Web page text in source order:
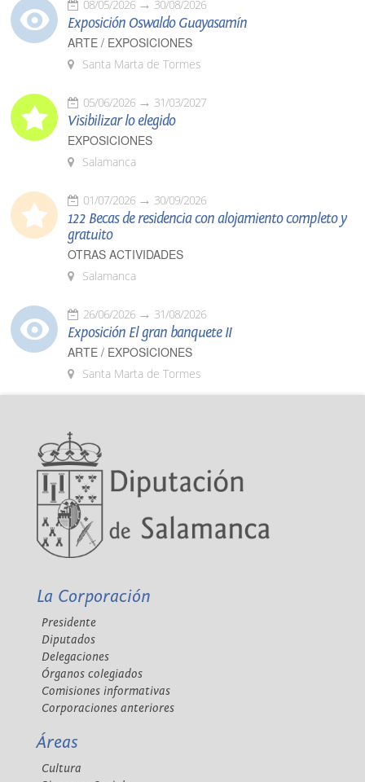
08/05/2026 30/08/2026
Exposición Oswaldo Guayasamín
ARTE / EXPOSICIONES
Santa Marta de Tormes
05/06/2026 31/03/2027
Visibilizar lo elegido
EXPOSICIONES
Salamanca
01/07/2026 30/09/2026
122 Becas de residencia con alojamiento completo y
gratuito
OTRAS ACTIVIDADES
Salamanca
26/06/2026 31/08/2026
Exposición El gran banquete II
ARTE / EXPOSICIONES
Santa Marta de Tormes
La Corporación
Presidente
Diputados
Delegaciones
Órganos colegiados
Comisiones informativas
Corporaciones anteriores
Áreas
Cultura